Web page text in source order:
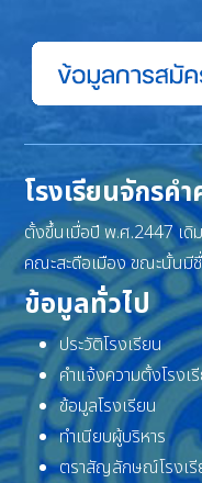
โรงเรียนจักรค
ตั้งขึ้นเมื่อปี พ.ศ.2447 เ
คณะสะดือเมือง ขณะนั้นมี
ข้อมูลทั่วไป
ประวัติโรงเรียน
คำแจ้งความตั้งโรงเ
ข้อมูลโรงเรียน
ทำเนียบผู้บริหาร
ตราสัญลักษณ์โรงเรี